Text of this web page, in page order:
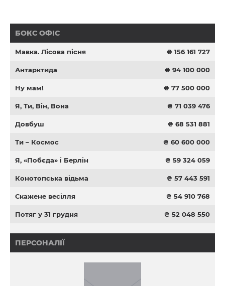
БОКС ОФІС
Мавка. Лісова пісня ₴ 156 161 727
Антарктида ₴ 94 100 000
Ну мам! ₴ 77 500 000
Я, Ти, Він, Вона ₴ 71 039 476
Довбуш ₴ 68 531 881
Ти – Космос ₴ 60 600 000
Я, «Побєда» і Берлін ₴ 59 324 059
Конотопська відьма ₴ 57 443 591
Скажене весілля ₴ 54 910 768
Потяг у 31 грудня ₴ 52 048 550
ПЕРСОНАЛІЇ